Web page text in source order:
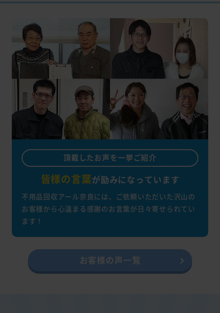
頂戴したお声を一挙ご紹介
皆様の言葉が励みになっています
不用品回収アール奈良には、ご依頼いただいた沢山の
お客様から心温まる感謝のお言葉が日々寄せられてい
ます！
お客様の声一覧